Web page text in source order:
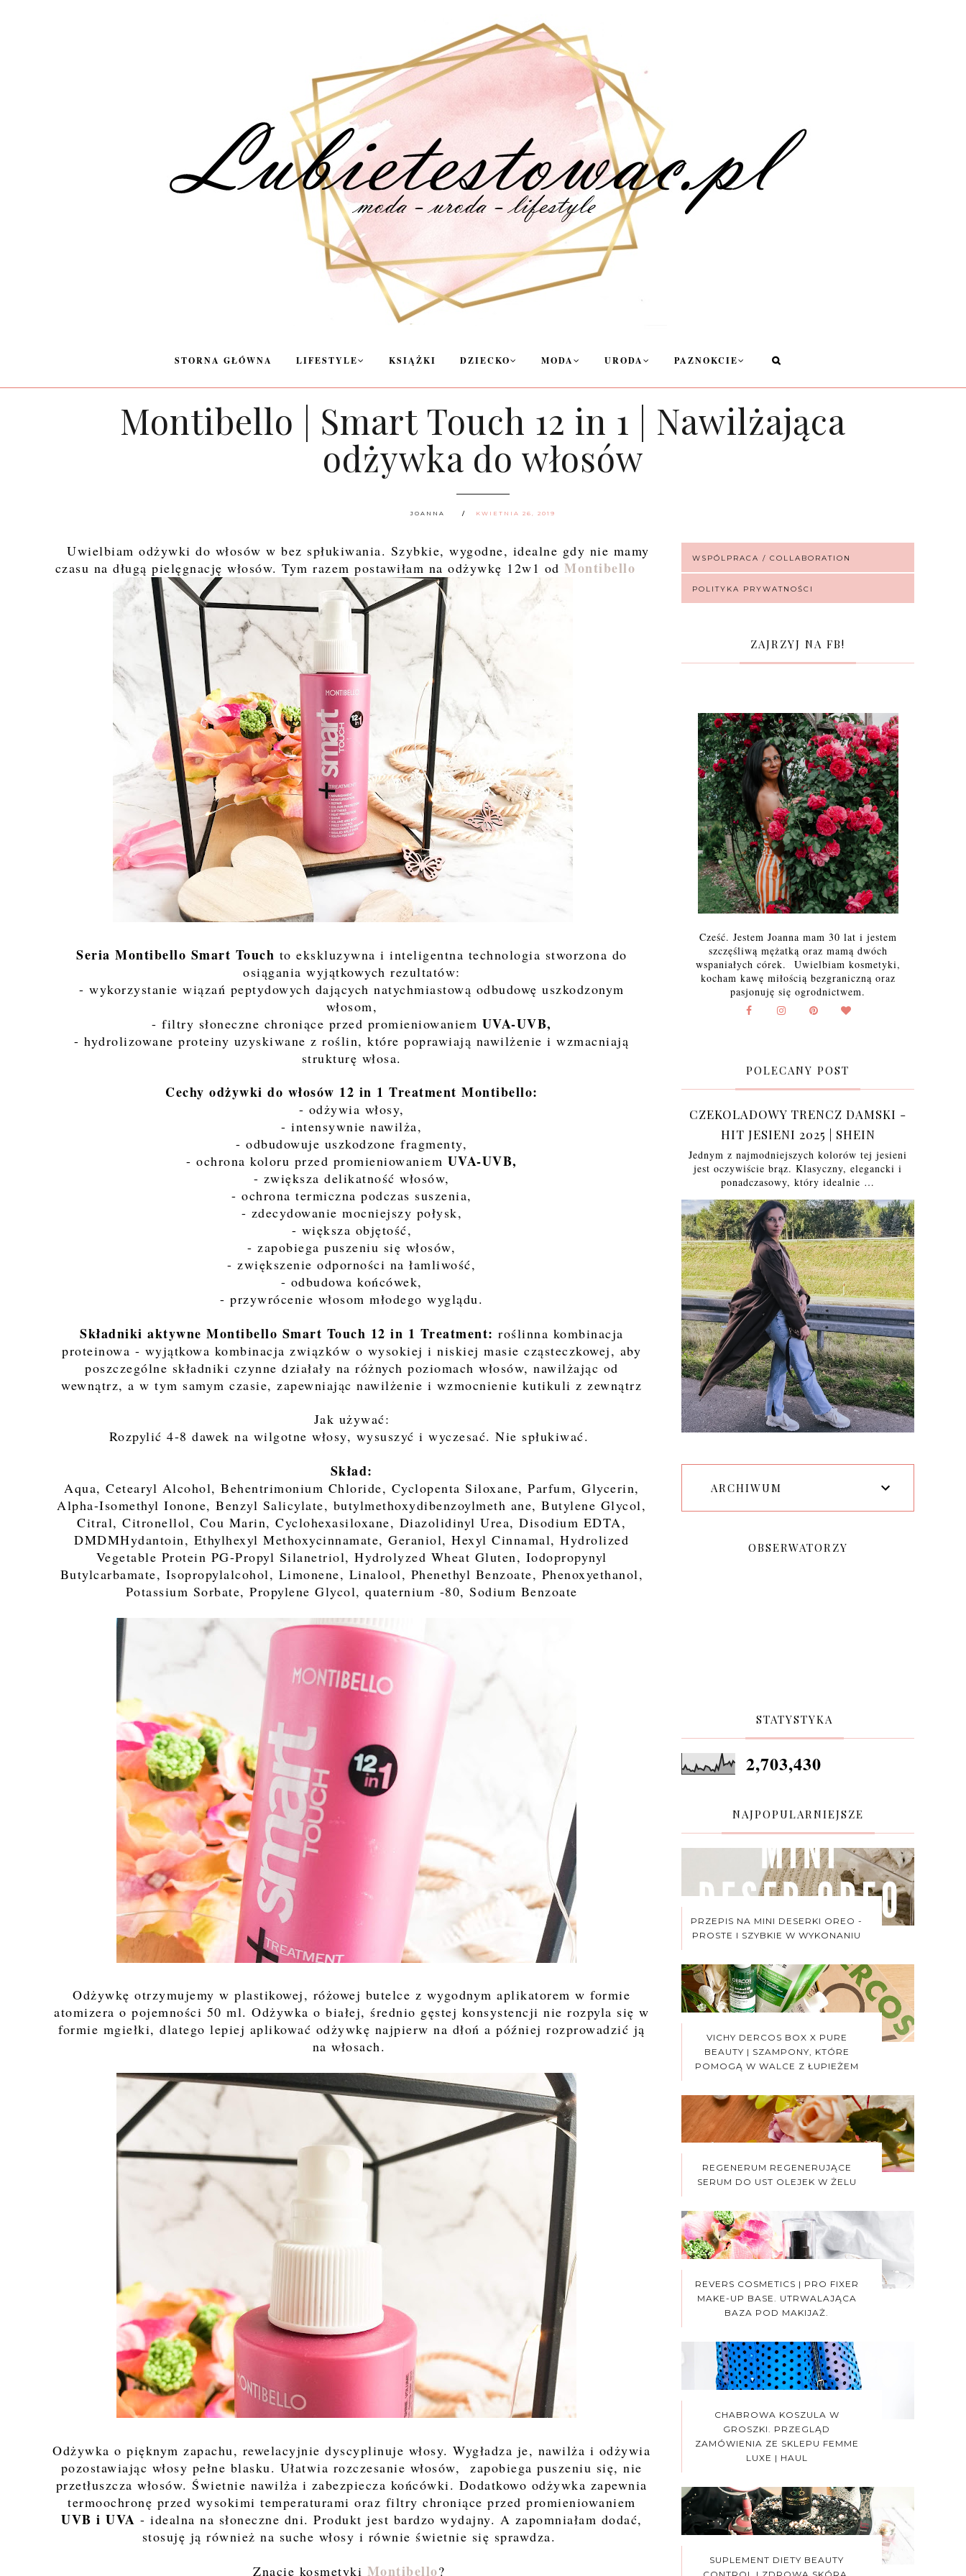
STORNA GŁÓWNA LIFESTYLE KSIĄŻKI DZIECKO MODA URODA PAZNOKCIE
Montibello | Smart Touch 12 in 1 | Nawilżająca
odżywka do włosów
JOANNA KWIETNIA 26, 2019
Uwielbiam odżywki do włosów w bez spłukiwania. Szybkie, wygodne, idealne gdy nie mamy
czasu na długą pielęgnację włosów. Tym razem postawiłam na odżywkę 12w1 odMontibello
Seria Montibello Smart Touch to ekskluzywna i inteligentna technologia stworzona do
osiągania wyjątkowych rezultatów:
- wykorzystanie wiązań peptydowych dających natychmiastową odbudowę uszkodzonym
włosom,
- filtry słoneczne chroniące przed promieniowaniem UVA-UVB,
- hydrolizowane proteiny uzyskiwane z roślin, które poprawiają nawilżenie i wzmacniają
strukturę włosa.
Cechy odżywki do włosów 12 in 1 Treatment Montibello:
- odżywia włosy,
- intensywnie nawilża,
- odbudowuje uszkodzone fragmenty,
- ochrona koloru przed promieniowaniem UVA-UVB,
- zwiększa delikatność włosów,
- ochrona termiczna podczas suszenia,
- zdecydowanie mocniejszy połysk,
- większa objętość,
- zapobiega puszeniu się włosów,
- zwiększenie odporności na łamliwość,
- odbudowa końcówek,
- przywrócenie włosom młodego wyglądu.
Składniki aktywne Montibello Smart Touch 12 in 1 Treatment: roślinna kombinacja
proteinowa - wyjątkowa kombinacja związków o wysokiej i niskiej masie cząsteczkowej, aby
poszczególne składniki czynne działały na różnych poziomach włosów, nawilżając od
wewnątrz, a w tym samym czasie, zapewniając nawilżenie i wzmocnienie kutikuli z zewnątrz
Jak używać:
Rozpylić 4-8 dawek na wilgotne włosy, wysuszyć i wyczesać. Nie spłukiwać.
Skład:
Aqua, Cetearyl Alcohol, Behentrimonium Chloride, Cyclopenta Siloxane, Parfum, Glycerin,
Alpha-Isomethyl Ionone, Benzyl Salicylate, butylmethoxydibenzoylmeth ane, Butylene Glycol,
Citral, Citronellol, Cou Marin, Cyclohexasiloxane, Diazolidinyl Urea, Disodium EDTA,
DMDMHydantoin, Ethylhexyl Methoxycinnamate, Geraniol, Hexyl Cinnamal, Hydrolized
Vegetable Protein PG-Propyl Silanetriol, Hydrolyzed Wheat Gluten, Iodopropynyl
Butylcarbamate, Isopropylalcohol, Limonene, Linalool, Phenethyl Benzoate, Phenoxyethanol,
Potassium Sorbate, Propylene Glycol, quaternium -80, Sodium Benzoate
Odżywkę otrzymujemy w plastikowej, różowej butelce z wygodnym aplikatorem w formie
atomizera o pojemności 50 ml. Odżywka o białej, średnio gęstej konsystencji nie rozpyla się w
formie mgiełki, dlatego lepiej aplikować odżywkę najpierw na dłoń a później rozprowadzić ją
na włosach.
Odżywka o pięknym zapachu, rewelacyjnie dyscyplinuje włosy. Wygładza je, nawilża i odżywia
pozostawiając włosy pełne blasku. Ułatwia rozczesanie włosów, zapobiega puszeniu się, nie
przetłuszcza włosów. Świetnie nawilża i zabezpiecza końcówki. Dodatkowo odżywka zapewnia
termoochronę przed wysokimi temperaturami oraz filtry chroniące przed promieniowaniem
UVB i UVA- idealna na słoneczne dni. Produkt jest bardzo wydajny. A zapomniałam dodać,
stosuję ją również na suche włosy i równie świetnie się sprawdza.
Znacie kosmetyki Montibello?
WSPÓLPRACA / COLLABORATION
POLITYKA PRYWATNOŚCI
ZAJRZYJ NA FB!
Cześć. Jestem Joanna mam 30 lat i jestem
szczęśliwą mężatką oraz mamą dwóch
wspaniałych córek. Uwielbiam kosmetyki,
kocham kawę miłością bezgraniczną oraz
pasjonuję się ogrodnictwem.
POLECANY POST
CZEKOLADOWY TRENCZ DAMSKI -
HIT JESIENI 2025 | SHEIN
Jednym z najmodniejszych kolorów tej jesieni
jest oczywiście brąz. Klasyczny, elegancki i
ponadczasowy, który idealnie …
ARCHIWUM
OBSERWATORZY
STATYSTYKA
2,703,430
NAJPOPULARNIEJSZE
PRZEPIS NA MINI DESERKI OREO -
PROSTE I SZYBKIE W WYKONANIU
VICHY DERCOS BOX X PURE
BEAUTY | SZAMPONY, KTÓRE
POMOGĄ W WALCE Z ŁUPIEŻEM
REGENERUM REGENERUJĄCE
SERUM DO UST OLEJEK W ŻELU
REVERS COSMETICS | PRO FIXER
MAKE-UP BASE. UTRWALAJĄCA
BAZA POD MAKIJAŻ.
CHABROWA KOSZULA W
GROSZKI. PRZEGLĄD
ZAMÓWIENIA ZE SKLEPU FEMME
LUXE | HAUL
SUPLEMENT DIETY BEAUTY